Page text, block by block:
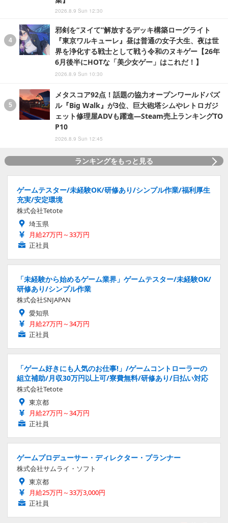
2026.8.9 Sun 12:30
邪剣を“ヌイて”解放するデッキ構築ローグライト
『東京ワルキューレ』昼は普通の女子大生、夜は世
界を浄化する戦士として戦う令和のヌキゲー【26年
6月後半にHOTな「美少女ゲー」はこれだ！】
2026.8.9 Sun 10:30
メタスコア92点！話題の協力オープンワールドパズ
ル『Big Walk』が3位、巨大砲塔シムやレトロガジ
ェット修理屋ADVも躍進―Steam売上ランキングTO
P10
2026.8.9 Sun 12:45
ランキングをもっと見る
ゲームテスター/未経験OK/研修あり/シンプル作業/福利厚生
充実/安定環境
株式会社Tetote
埼玉県
月給27万円～33万円
正社員
「未経験から始めるゲーム業界」ゲームテスター/未経験OK/
研修あり/シンプル作業
株式会社SNJAPAN
愛知県
月給27万円～34万円
正社員
「ゲーム好きにも人気のお仕事!」/ゲームコントローラーの
組立補助/月収30万円以上可/寮費無料/研修あり/日払い対応
株式会社Tetote
東京都
月給27万円～34万円
正社員
ゲームプロデューサー・ディレクター・プランナー
株式会社サムライ・ソフト
東京都
月給25万円～33万3,000円
正社員